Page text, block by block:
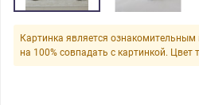
Картинка является
на 100% совпадать с картинкой.